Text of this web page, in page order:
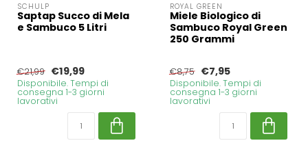
SCHULP
Saptap Succo di Mela
e Sambuco 5 Litri
€21,99 €19,99
Disponibile. Tempi di
consegna 1-3 giorni
lavorativi
ROYAL GREEN
Miele Biologico di
Sambuco Royal Green
250 Grammi
€8,75 €7,95
Disponibile. Tempi di
consegna 1-3 giorni
lavorativi